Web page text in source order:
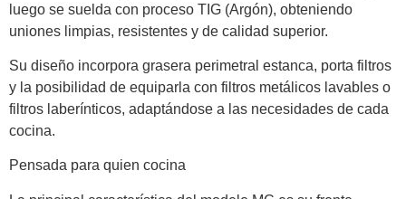
luego se suelda con proceso TIG (Argón), obteniendo
uniones limpias, resistentes y de calidad superior.
Su diseño incorpora grasera perimetral estanca, porta filtros
y la posibilidad de equiparla con filtros metálicos lavables o
filtros laberínticos, adaptándose a las necesidades de cada
cocina.
Pensada para quien cocina